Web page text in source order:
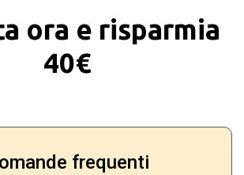
ora e risparmia
40€
frequenti